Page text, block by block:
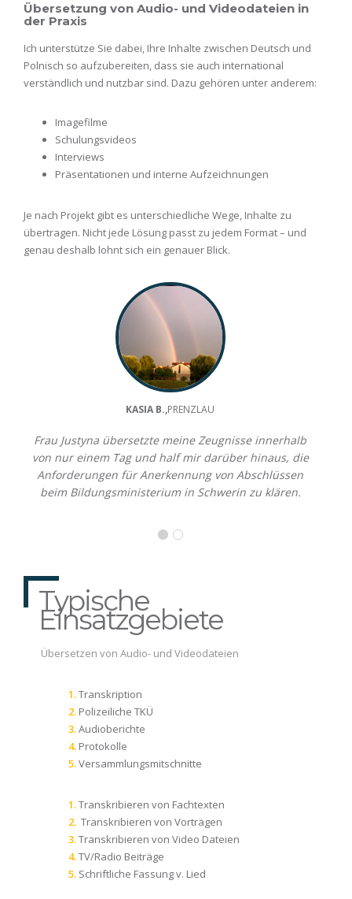
Übersetzung von Audio- und Videodateien in
der Praxis
Ich unterstütze Sie dabei, Ihre Inhalte zwischen Deutsch und
Polnisch so aufzubereiten, dass sie auch international
verständlich und nutzbar sind. Dazu gehören unter anderem:
Imagefilme
Schulungsvideos
Interviews
Präsentationen und interne Aufzeichnungen
Je nach Projekt gibt es unterschiedliche Wege, Inhalte zu
übertragen. Nicht jede Lösung passt zu jedem Format – und
genau deshalb lohnt sich ein genauer Blick.
KASIA B.,PRENZLAU
Frau Justyna übersetzte meine Zeugnisse innerhalb
von nur einem Tag und half mir darüber hinaus, die
Anforderungen für Anerkennung von Abschlüssen
beim Bildungsministerium in Schwerin zu klären.
Typische
Einsatzgebiete
Übersetzen von Audio- und Videodateien
Transkription
Polizeiliche TKÜ
Audioberichte
Protokolle
Versammlungsmitschnitte
Transkribieren von Fachtexten
Transkribieren von Vorträgen
Transkribieren von Video Dateien
TV/Radio Beiträge
Schriftliche Fassung v. Lied